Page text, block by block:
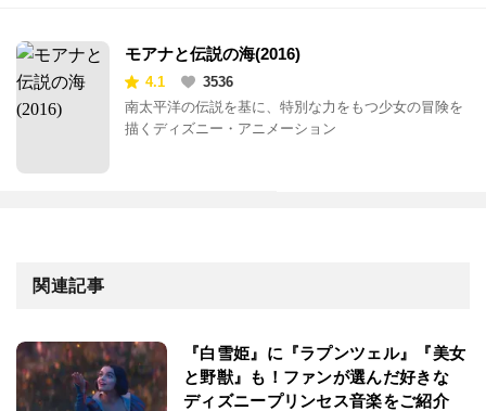
モアナと伝説の海(2016)
4.1
3536
南太平洋の伝説を基に、特別な力をもつ少女の冒険を
描くディズニー・アニメーション
関連記事
『白雪姫』に『ラプンツェル』『美女
と野獣』も！ファンが選んだ好きな
ディズニープリンセス音楽をご紹介